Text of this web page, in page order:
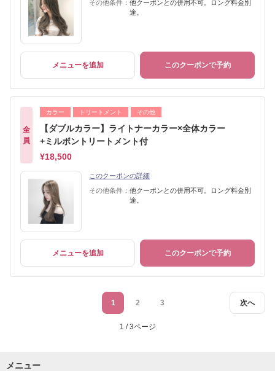
その他条件： 他クーポンとの併用不可。ロング料金別
途。
メニューを追加 このクーポンで予約
全
員
カラー トリートメント その他
【ダブルカラー】ライトナーカラー×全体カラー
+ミルボントリートメント付
¥18,500
このクーポンの詳細
その他条件： 他クーポンとの併用不可。ロング料金別
途。
メニューを追加 このクーポンで予約
次へ
1 2 3
1 / 3ページ
メニュー